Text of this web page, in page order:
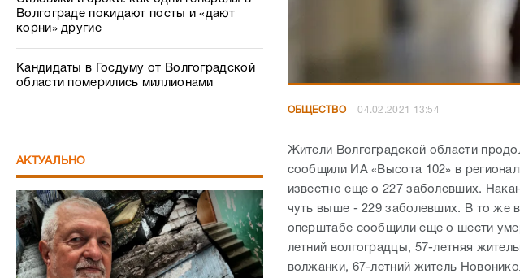
Волгограде покидают посты и «дают
корни» другие
Кандидаты в Госдуму от Волгоградской
области померились миллионами
АКТУАЛЬНО
ОБЩЕСТВО 04.02.2021 13:54
Жители Волгоградской области
сообщили ИА «Высота 102» в
известно еще о 227 заболевших.
чуть выше - 229 заболевших. В то же
оперштабе сообщили еще о шести
летний волгоградцы, 57-летняя
волжанки, 67-летний житель